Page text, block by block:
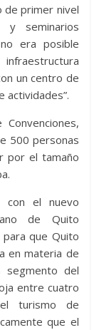
de primer nivel
y seminarios
era posible
un centro de
actividades”.
500 personas
por el tamaño
con el nuevo
de Quito
que Quito
en materia de
segmento del
entre cuatro
turismo de
que el